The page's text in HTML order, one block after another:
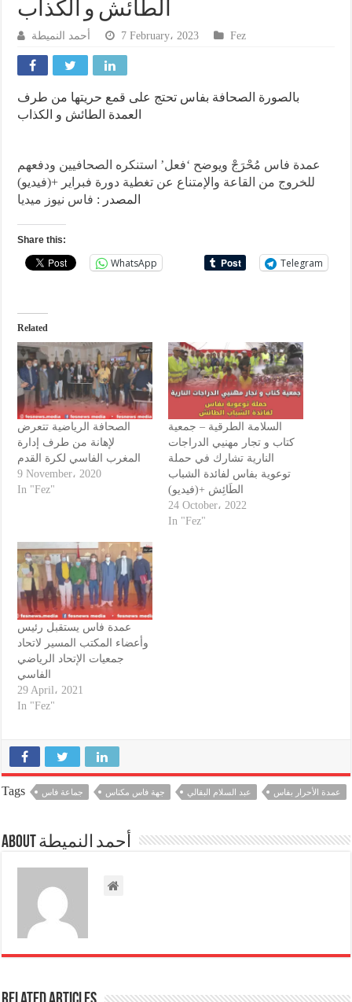
الطائش و الكذاب
أحمد النميطة 7 February، 2023 Fez
بالصورة الصحافة بفاس تحتج على قمع حريتها من طرف
العمدة الطائش و الكذاب
عمدة فاس مُحْرَجْ ويوضح ‘فعل’ استنكره الصحافيين ودفعهم
للخروج من القاعة والإمتناع عن تغطية دورة فبراير +(فيديو)
المصدر : فاس نيوز ميديا
Share this:
WhatsApp Telegram
Related
الصحافة الرياضية تتعرض
لإهانة من طرف إدارة
المغرب الفاسي لكرة القدم
9 November، 2020
In "Fez"
السلامة الطرقية – جمعية
كتاب و تجار مهنيي الدراجات
النارية تشارك في حملة
توعوية بفاس لفائدة الشباب
الطَائِش +(فيديو)
24 October، 2022
In "Fez"
عمدة فاس يستقبل رئيس
وأعضاء المكتب المسير لاتحاد
جمعيات الإتحاد الرياضي
الفاسي
29 April، 2021
In "Fez"
Tags جماعة فاس جهة فاس مكناس عبد السلام البقالي عمدة الأحرار بفاس
About أحمد النميطة